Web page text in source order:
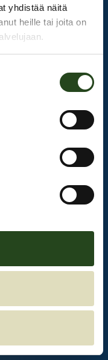
yhdistää näitä
heille tai joita on
Grani